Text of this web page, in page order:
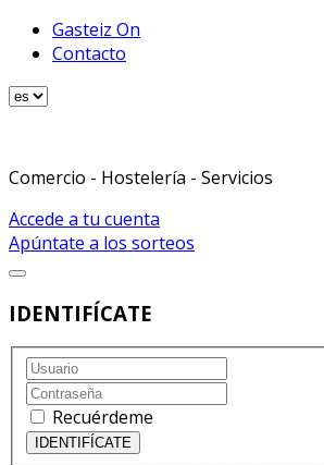
Gasteiz On
Contacto
Comercio - Hostelería - Servicios
Accede a tu cuenta
Apúntate a los sorteos
IDENTIFÍCATE
Recuérdeme